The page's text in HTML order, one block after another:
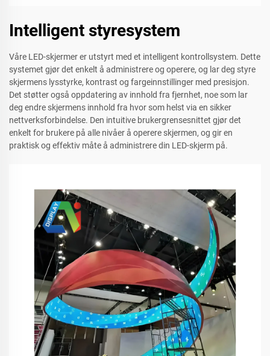
Intelligent styresystem
Våre LED-skjermer er utstyrt med et intelligent kontrollsystem. Dette
systemet gjør det enkelt å administrere og operere, og lar deg styre
skjermens lysstyrke, kontrast og fargeinnstillinger med presisjon.
Det støtter også oppdatering av innhold fra fjernhet, noe som lar
deg endre skjermens innhold fra hvor som helst via en sikker
nettverksforbindelse. Den intuitive brukergrensesnittet gjør det
enkelt for brukere på alle nivåer å operere skjermen, og gir en
praktisk og effektiv måte å administrere din LED-skjerm på.